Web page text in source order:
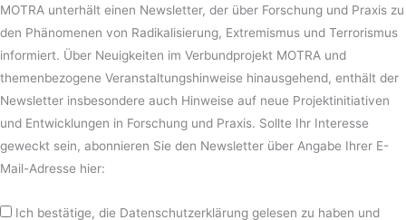
MOTRA unterhält einen Newsletter, der über Forschung und Praxis zu
den Phänomenen von Radikalisierung, Extremismus und Terrorismus
informiert. Über Neuigkeiten im Verbundprojekt MOTRA und
themenbezogene Veranstaltungshinweise hinausgehend, enthält der
Newsletter insbesondere auch Hinweise auf neue Projektinitiativen
und Entwicklungen in Forschung und Praxis. Sollte Ihr Interesse
geweckt sein, abonnieren Sie den Newsletter über Angabe Ihrer E-
Mail-Adresse hier:
Ich bestätige, die Datenschutzerklärung gelesen zu haben und